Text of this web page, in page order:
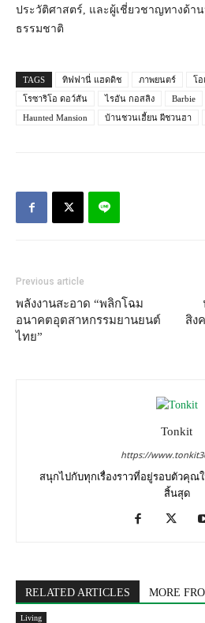
ประวัติศาสตร์, และผู้เชี่ยวชาญทางด้า
ธรรมชาติ
TAGS ทิฟฟานี่ แฮดดิช ภาพยนตร์ โอ
โรซาริโอ ดอว์สัน
ไรอัน กอสลิง Barbie
Haunted Mansion
บ้านชวนเฮี้ยน ผีชวนฮา
Previous article
พลังงานสะอาด “พลิกโฉม
อนาคตอุตสาหกรรมยานยนต์
ไทย”
สิง
Tonkit
https://
สนุกไปกับทุกเรื่องราวที่อยู่รอบตัวคุ
สิ้นสุด
RELATED ARTICLES MORE
Living